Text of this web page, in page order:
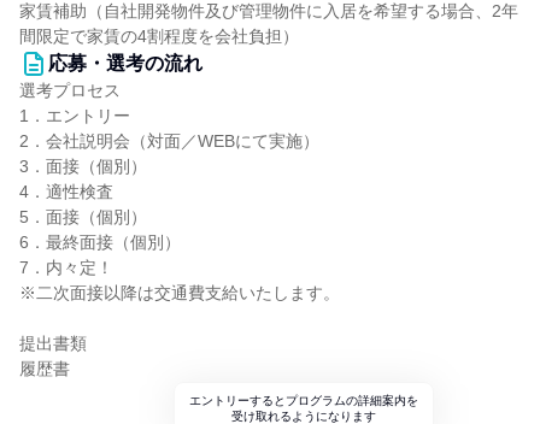
家賃補助（自社開発物件及び管理物件に入居を希望する場合、2年
間限定で家賃の4割程度を会社負担）
応募・選考の流れ
選考プロセス
1．エントリー
2．会社説明会（対面／WEBにて実施）
3．面接（個別）
4．適性検査
5．面接（個別）
6．最終面接（個別）
7．内々定！
※二次面接以降は交通費支給いたします。
提出書類
履歴書
エントリーするとプログラムの詳細案内を
受け取れるようになります